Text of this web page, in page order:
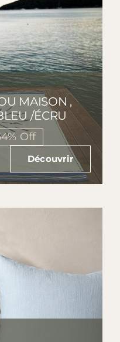
MAISON ,
/ÉCRU
:
Off
Découvrir